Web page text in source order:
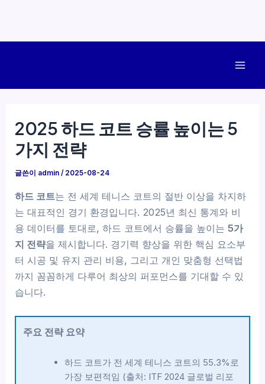
2025 하드 코트 승률 높이는 5
가지 전략
글쓴이 admin/ 2025-08-24
하드 코트는 전 세계 테니스 코트의 절반 이상을 차지하
는 대표적인 경기 환경입니다. 2025년 최신 통계와 비
용 데이터를 토대로, 하드 코트에서 승률을 높이는5가
지 전략을 제시합니다. 경기력 향상을 위한 핵심 요소부
터 시공 및 유지 관리 비용, 그리고 개인 맞춤형 선택법
까지 꼼꼼하게 다루어 최상의 퍼포먼스를 기대할 수 있
습니다.
주요 전략 요약
하드 코트가 전 세계 테니스 코트의 55.3%로
가장 보편적임 (출처: ITF 2024 글로벌 리포